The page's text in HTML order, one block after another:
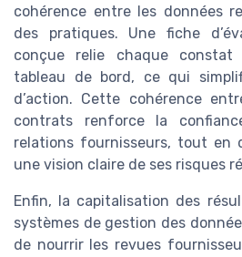
cohérence entre les données
des pratiques. Une fiche
conçue relie chaque
tableau de bord, ce qui
d’action. Cette cohérence
contrats renforce la
relations fournisseurs, tout en
une vision claire de ses risques
Enfin, la capitalisation des
systèmes de gestion des
de nourrir les revues